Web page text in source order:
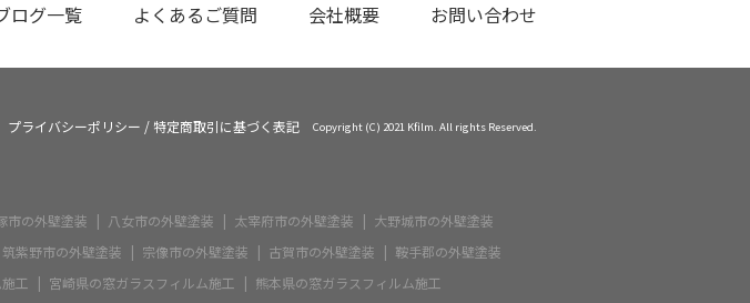
ログ一覧 よくあるご質問 会社概要 お問い合わせ
プライバシーポリシー /特定商取引に基づく表記 Copyright (C) 2021 Kfilm. All rights Reserved.
市の外壁塗装 八女市の外壁塗装 太宰府市の外壁塗装
大野城市の外壁塗装
筑紫野市の外壁塗装 宗像市の外壁塗装 古賀市の外壁塗装
鞍手郡の外壁塗装
工 宮崎県の窓ガラスフィルム施工
熊本県の窓ガラスフィルム施工